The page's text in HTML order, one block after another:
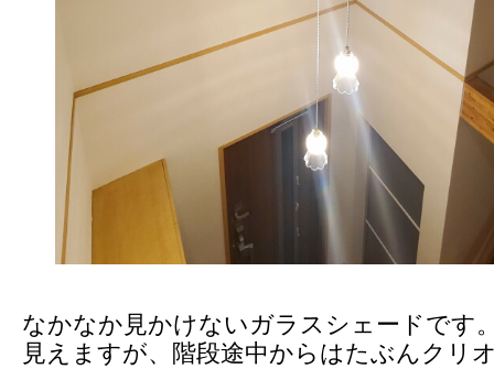
なかなか見かけないガラスシェードです
見えますが、階段途中からはたぶんクリ